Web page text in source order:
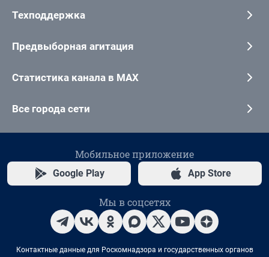
Техподдержка
Предвыборная агитация
Статистика канала в MAX
Все города сети
Мобильное приложение
Google Play App Store
Мы в соцсетях
Контактные данные для Роскомнадзора и государственных органов